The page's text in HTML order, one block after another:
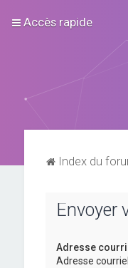
Accès rapide
Index du
Envoyer
Adresse
Adresse